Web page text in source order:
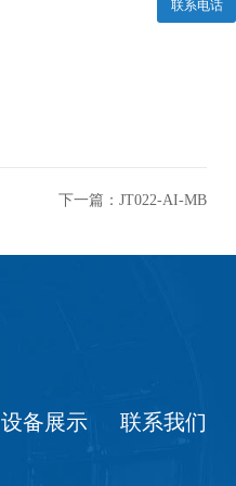
下一篇：JT022-AI-MB
设备展示 联系我们
联系电话